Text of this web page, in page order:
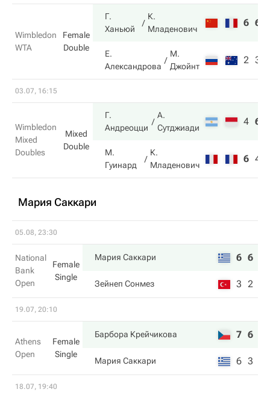
Wimbledon
WTA
Female
Double
Г.
Ханьюй
К.
Младенович
6 6
Е.
Александрова
М.
Джойнт
2 3
03.07, 16:15
Wimbledon
Mixed
Doubles
Mixed
Double
Г.
Андреоцци
А.
Сутджиади
4 6
М.
Гуинард
К.
Младенович
6 4
Мария Саккари
05.08, 23:30
National
Bank
Open
Female
Single
Мария Саккари 6 6
Зейнеп Сонмез 3 2
19.07, 20:10
Athens
Open
Female
Single
Барбора Крейчикова 7 6
Мария Саккари 6 3
18.07, 19:40